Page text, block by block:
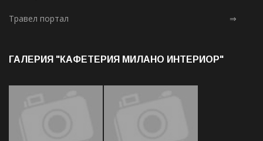
Травел портал ⇒
ГАЛЕРИЯ "КАФЕТЕРИЯ МИЛАНО ИНТЕРИОР"